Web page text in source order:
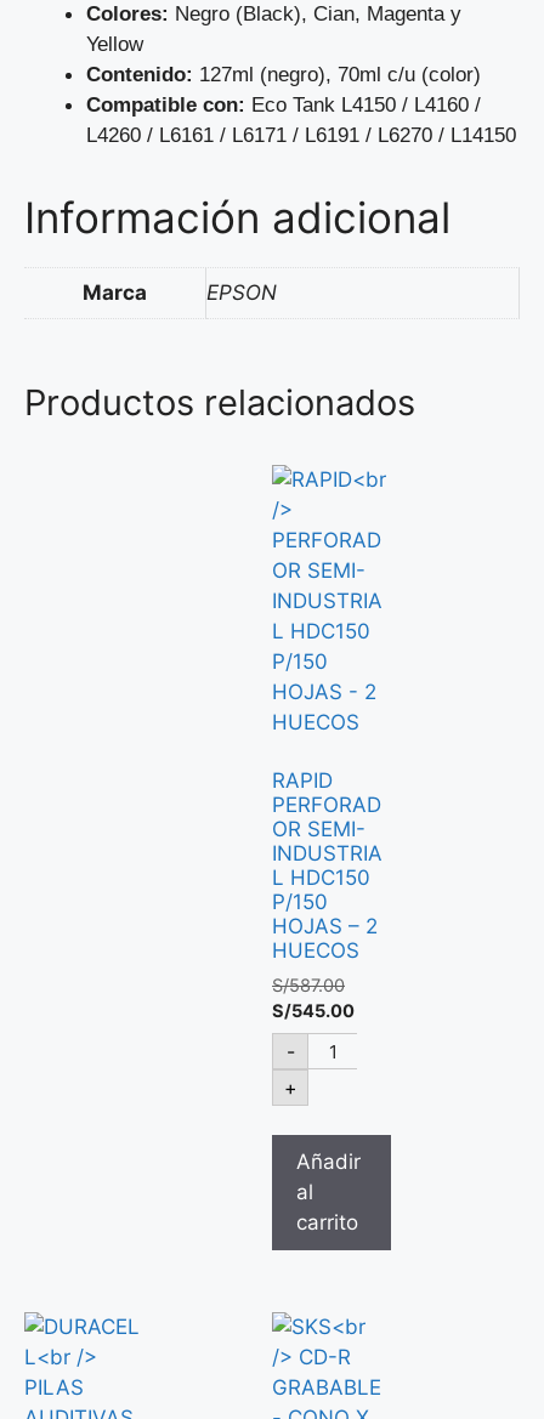
Colores: Negro (Black), Cian, Magenta y
Yellow
Contenido: 127ml (negro), 70ml c/u (color)
Compatible con: Eco Tank L4150 / L4160 /
L4260 / L6161 / L6171 / L6191 / L6270 / L14150
Información adicional
Marca EPSON
Productos relacionados
RAPID
PERFORAD
OR SEMI-
INDUSTRIA
L HDC150
P/150
HOJAS – 2
HUECOS
S/587.00
S/545.00
-
+
Añadir
al
carrito